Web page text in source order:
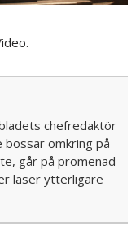
chefredaktör
bossar omkring på
går på promenad
läser ytterligare